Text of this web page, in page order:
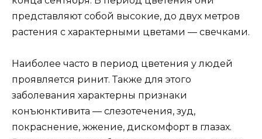
представляют собой высокие, до двух метров
растения с характерными цветами — свечками.
Наиболее часто в период цветения у людей
проявляется ринит. Также для этого
заболевания характерны признаки
конъюнктивита — слезотечения, зуд,
покраснение, жжение, дискомфорт в глазах.